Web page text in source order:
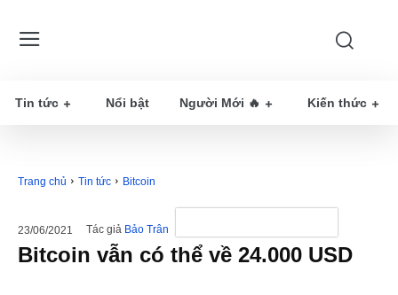
Tin tức Nổi bật Người Mới 🔥 Kiến thức
Trang chủ Tin tức Bitcoin
23/06/2021 Tác giả Bảo Trân
Bitcoin vẫn có thể về 24.000 USD